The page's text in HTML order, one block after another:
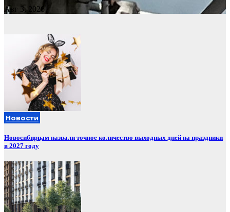
Авг 3, 2026
Новости
Новосибирцам назвали точное количество выходных дней на праздники
в 2027 году